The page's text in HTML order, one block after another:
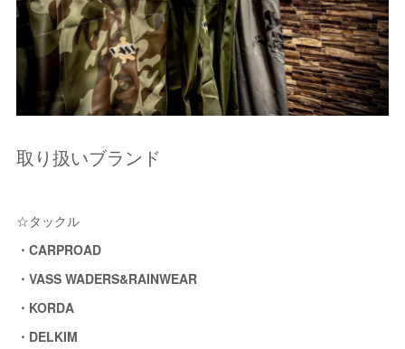
取り扱いブランド
☆タックル
・CARPROAD
・VASS WADERS&RAINWEAR
・KORDA
・DELKIM